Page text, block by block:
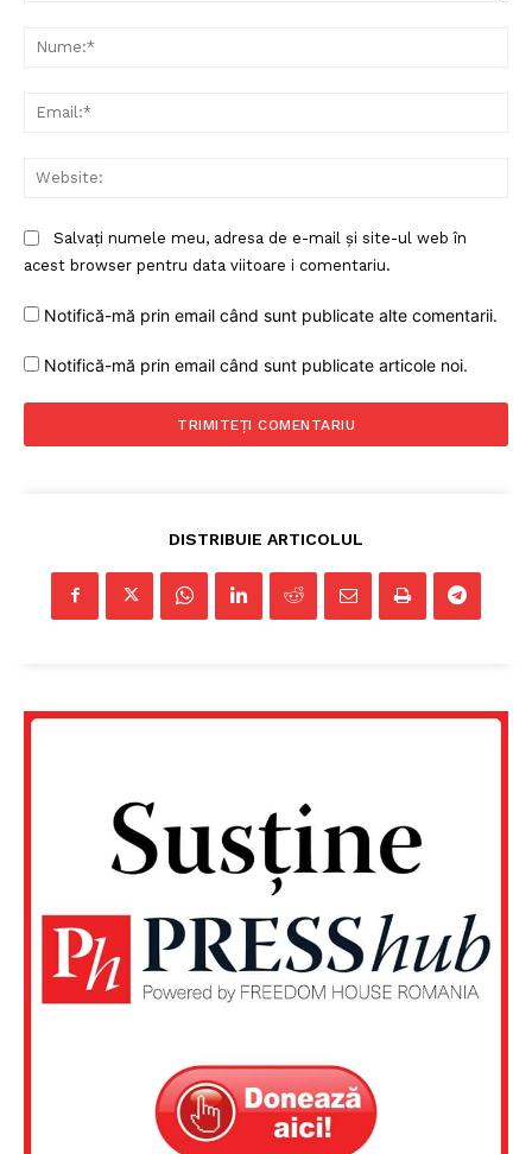
Rețea
Salvați numele meu, adresa de e-mail și site-ul web în
acest browser pentru data viitoare i comentariu.
Notifică-mă prin email când sunt publicate alte comentarii.
Notifică-mă prin email când sunt publicate articole noi.
DISTRIBUIE ARTICOLUL